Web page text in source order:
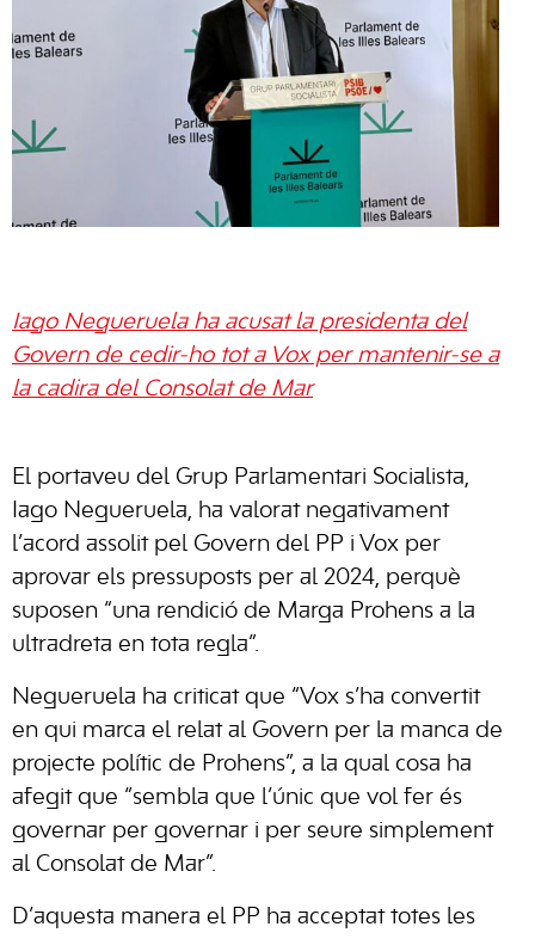
Iago Negueruela ha acusat la presidenta del
Govern de cedir-ho tot a Vox per mantenir-se a
la cadira del Consolat de Mar
El portaveu del Grup Parlamentari Socialista,
Iago Negueruela, ha valorat negativament
l’acord assolit pel Govern del PP i Vox per
aprovar els pressuposts per al 2024, perquè
suposen “una rendició de Marga Prohens a la
ultradreta en tota regla”.
Negueruela ha criticat que “Vox s’ha convertit
en qui marca el relat al Govern per la manca de
projecte polític de Prohens”, a la qual cosa ha
afegit que “sembla que l’únic que vol fer és
governar per governar i per seure simplement
al Consolat de Mar”.
D’aquesta manera el PP ha acceptat totes les